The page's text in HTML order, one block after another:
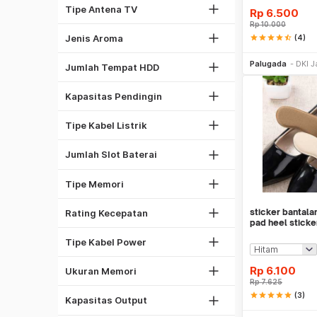
Tipe Antena TV
Antena Omni
Jenis Aroma
Spicy
Jumlah Tempat HDD
5
Kapasitas Pendingin
2 PK
Tipe Kabel Listrik
Kabel NYM
Jumlah Slot Baterai
2
8
Tipe Memori
DDR3
Rating Kecepatan
2133 Mhz
Tipe Kabel Power
Kabel Listrik
Kabel PSU Komputer
Ukuran Memori
4GB
32GB
Kapasitas Output
550W
Dot Matrix
32"
Rp 6.500
Rp10.000
starstarstarstarstar_half (4)
Palugada DKI
sticker
pad heel
Rp 6.100
Rp7.625
starstarstarstarstar (3)